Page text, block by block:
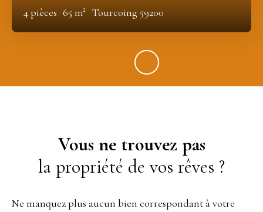
4pièces 65 m² Tourcoing 59200
Vous ne trouvez pas
la propriété de vos rêves ?
Ne manquez plus aucun bien correspondant à votre